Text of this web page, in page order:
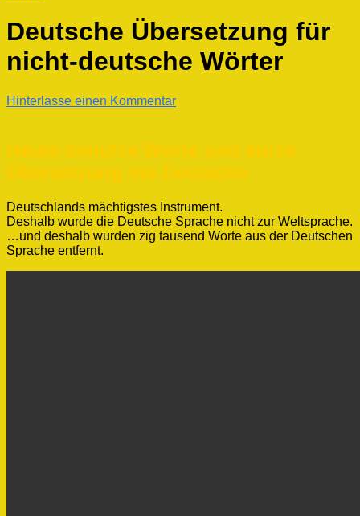
Deutsche Übersetzung für
nicht-deutsche Wörter
Hinterlasse einen Kommentarzu
Deutschlands mächtigstes Instrument.
Deshalb wurde die Deutsche Sprache nicht zur Weltsprache.
…und deshalb wurden zig tausend Worte aus der Deutschen
Sprache entfernt.